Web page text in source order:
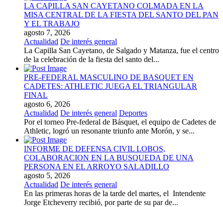
LA CAPILLA SAN CAYETANO COLMADA EN LA
MISA CENTRAL DE LA FIESTA DEL SANTO DEL PAN
Y EL TRABAJO
agosto 7, 2026
Actualidad De interés general
La Capilla San Cayetano, de Salgado y Matanza, fue el centro
de la celebración de la fiesta del santo del...
PRE-FEDERAL MASCULINO DE BASQUET EN
CADETES: ATHLETIC JUEGA EL TRIANGULAR
FINAL
agosto 6, 2026
Actualidad De interés general Deportes
Por el torneo Pre-federal de Básquet, el equipo de Cadetes de
Athletic, logró un resonante triunfo ante Morón, y se...
INFORME DE DEFENSA CIVIL LOBOS,
COLABORACION EN LA BUSQUEDA DE UNA
PERSONA EN EL ARROYO SALADILLO
agosto 5, 2026
Actualidad De interés general
En las primeras horas de la tarde del martes, el Intendente
Jorge Etcheverry recibió, por parte de su par de...